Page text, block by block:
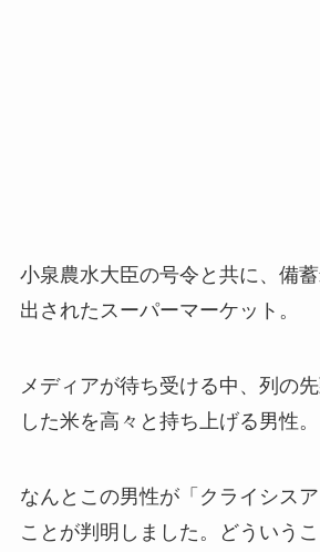
小泉農水大臣の号令と共に、備
出されたスーパーマーケット。
メディアが待ち受ける中、列の
した米を高々と持ち上げる男性。
なんとこの男性が「クライシス
ことが判明しました。どういうこ